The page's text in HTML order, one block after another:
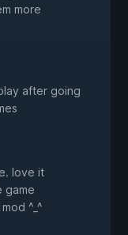
more
after going
love it
game
^_^